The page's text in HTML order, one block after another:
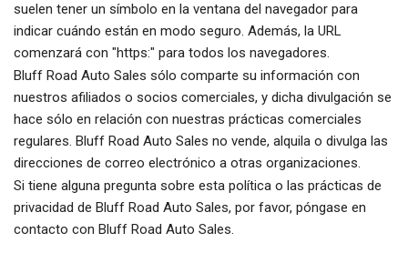
suelen tener un símbolo en la ventana del navegador para
indicar cuándo están en modo seguro. Además, la URL
comenzará con "https:" para todos los navegadores.
Bluff Road Auto Sales sólo comparte su información con
nuestros afiliados o socios comerciales, y dicha divulgación se
hace sólo en relación con nuestras prácticas comerciales
regulares. Bluff Road Auto Sales no vende, alquila o divulga las
direcciones de correo electrónico a otras organizaciones.
Si tiene alguna pregunta sobre esta política o las prácticas de
privacidad de Bluff Road Auto Sales, por favor, póngase en
contacto con Bluff Road Auto Sales.